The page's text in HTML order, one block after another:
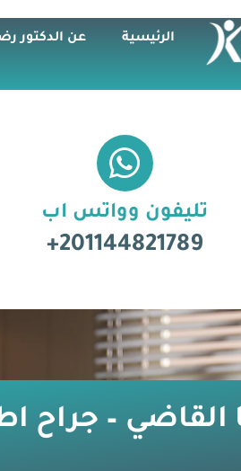
الرئيسية عن الدكتور
تليفون وواتس اب
201144821789+
القاضي – جراح